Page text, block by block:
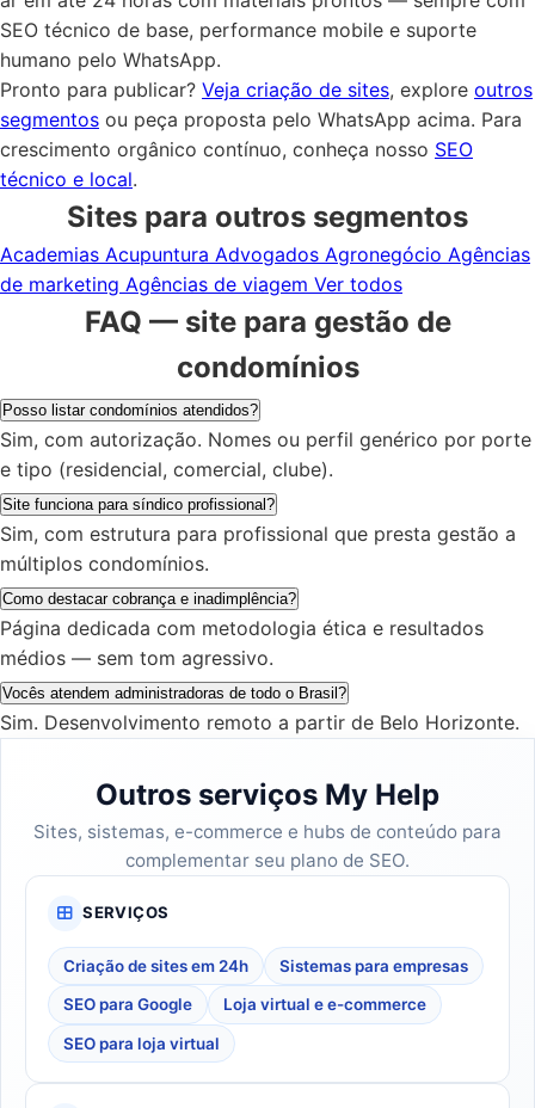
SEO técnico de base, performance mobile e suporte
humano pelo WhatsApp.
Pronto para publicar? Veja criação de sites, explore outros
segmentos ou peça proposta pelo WhatsApp acima. Para
crescimento orgânico contínuo, conheça nosso SEO
técnico e local.
Sites para outros segmentos
Academias Acupuntura Advogados Agronegócio Agências
de marketing Agências de viagem Ver todos
FAQ — site para gestão de
condomínios
Posso listar condomínios atendidos?
Sim, com autorização. Nomes ou perfil genérico por porte
e tipo (residencial, comercial, clube).
Site funciona para síndico profissional?
Sim, com estrutura para profissional que presta gestão a
múltiplos condomínios.
Como destacar cobrança e inadimplência?
Página dedicada com metodologia ética e resultados
médios — sem tom agressivo.
Vocês atendem administradoras de todo o Brasil?
Sim. Desenvolvimento remoto a partir de Belo Horizonte.
Outros serviços My Help
Sites, sistemas, e-commerce e hubs de conteúdo para
complementar seu plano de SEO.
SERVIÇOS
Criação de sites em 24h Sistemas para empresas
SEO para Google Loja virtual e e-commerce
SEO para loja virtual